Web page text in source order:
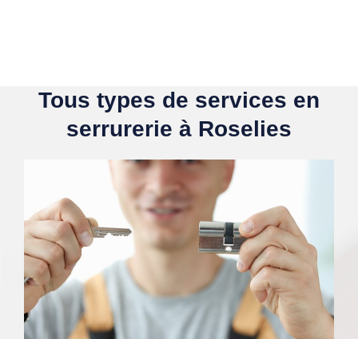
Tous types de services en
serrurerie à Roselies